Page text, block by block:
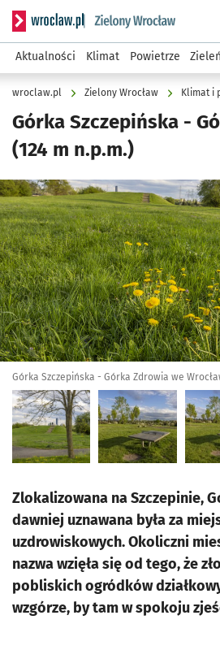
Serwis informacyjny wroclaw.pl
Aktualności Klimat Powietrze
wroclaw.pl Zielony Wrocław Klimat i
Górka Szczepińska -
(124 m n.p.m.)
Kliknij, aby zobaczyć galerię
Kliknij, aby powiększyć
Górka Szczepińska - Górka Zdrowia we
Zlokalizowana na Szczepinie,
dawniej uznawana była za
uzdrowiskowych. Okoliczni
nazwa wzięła się od tego, że
pobliskich ogródków
wzgórze, by tam w spokoju